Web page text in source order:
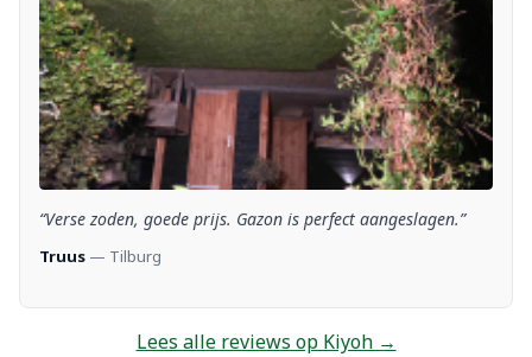
“Verse zoden, goede prijs. Gazon is perfect aangeslagen.”
Truus — Tilburg
Lees alle reviews op Kiyoh →